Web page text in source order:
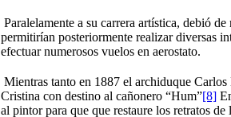
Paralelamente a su carrera artística, debió
permitirían posteriormente realizar diversas
efectuar numerosos vuelos en aerostato.
Mientras tanto en 1887 el archiduque
Cristina con destino al cañonero “Hum”[8]
al pintor para que que restaure los retratos